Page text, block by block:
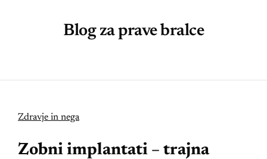
Blog za prave bralce
Zdravje in nega
Zobni implantati – trajna